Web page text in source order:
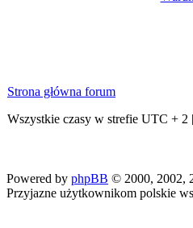
Strona główna forum
Wszystkie czasy w strefie UTC + 2
Powered by phpBB © 2000, 2002,
Przyjazne użytkownikom polskie